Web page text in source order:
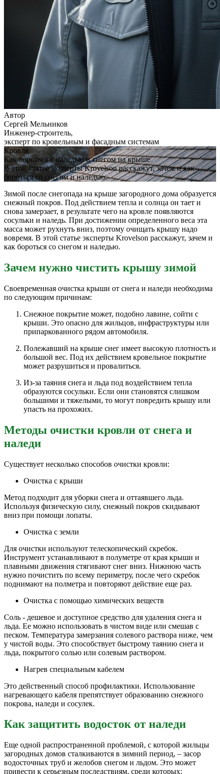
Автор
Сергей Мельников
Инженер-строитель,
эксперт по кровельным и фасадным системам
Кровля
Как бороться с наледью и снегом на крыше
В этой статье эксперты Krovelson расскажут, зачем и как
бороться со снегом и наледью.
Зимой после снегопада на крыше загородного дома образуется
снежный покров. Под действием тепла и солнца он тает и
снова замерзает, в результате чего на кровле появляются
сосульки и наледь. При достижении определенного веса эта
масса может рухнуть вниз, поэтому очищать крышу надо
вовремя. В этой статье эксперты Krovelson расскажут, зачем и
как бороться со снегом и наледью.
Зачем нужно чистить крышу зимой
Своевременная очистка крыши от снега и наледи необходима
по следующим причинам:
Снежное покрытие может, подобно лавине, сойти с
крыши. Это опасно для жильцов, инфраструктуры или
припаркованного рядом автомобиля.
Полежавший на крыше снег имеет высокую плотность и
большой вес. Под их действием кровельное покрытие
может разрушиться и провалиться.
Из-за таяния снега и льда под воздействием тепла
образуются сосульки. Если они становятся слишком
большими и тяжелыми, то могут повредить крышу или
упасть на прохожих.
Методы очистки кровли от снега и
наледи
Существует несколько способов очистки кровли:
Очистка с крыши
Метод подходит для уборки снега и оттаявшего льда.
Используя физическую силу, снежный покров скидывают
вниз при помощи лопаты.
Очистка с земли
Для очистки используют телескопический скребок.
Инструмент устанавливают в полуметре от края крыши и
плавными движения стягивают снег вниз. Нижнюю часть
нужно почистить по всему периметру, после чего скребок
поднимают на полметра и повторяют действие еще раз.
Очистка с помощью химических веществ
Соль - дешевое и доступное средство для удаления снега и
льда. Ее можно использовать в чистом виде или смешав с
песком. Температура замерзания солевого раствора ниже, чем
у чистой воды. Это способствует быстрому таянию снега и
льда, покрытого солью или солевым раствором.
Нагрев специальным кабелем
Это действенный способ профилактики. Использование
нагревающего кабеля препятствует образованию снежного
покрова, наледи и сосулек.
Как защитить водосток от наледи
Еще одной распространенной проблемой, с которой жильцы
загородных домов сталкиваются в зимний период, – засор
водосточных труб и желобов снегом и льдом. Это может
привести к серьезным последствиям, среди которых: